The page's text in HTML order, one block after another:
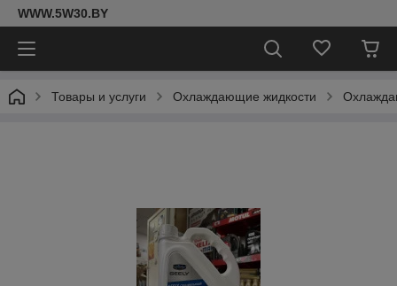
WWW.5W30.BY
Товары и услуги Охлаждающие жидкости